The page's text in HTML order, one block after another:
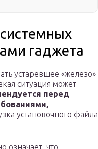
гаджета
устаревшее «железо»
ситуация может
перед
установочного файла
означает, что